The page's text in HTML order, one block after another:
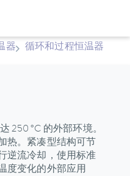
器
循环和过程恒温器
250 °C 的外部环境。
热。紧凑型结构可节
逆流冷却，使用标准
度变化的外部应用